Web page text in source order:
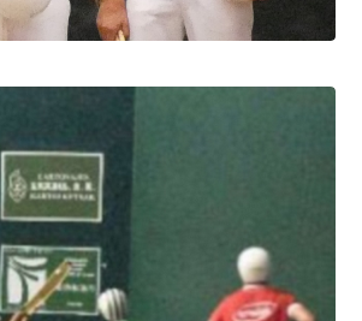
la course aux "Slams"